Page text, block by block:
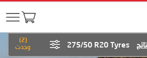
(
2
)
وجدت
275/50 R20 Tyres